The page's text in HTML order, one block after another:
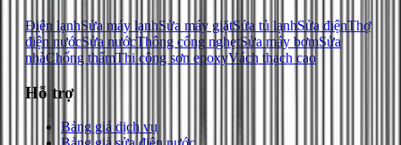
Điện lạnhSửa máy lạnhSửa máy giặtSửa tủ lạnhSửa điệnThợ
điện nướcSửa nướcThông cống nghẹtSửa máy bơmSửa
nhàChống thấmThi công sơn epoxyVách thạch cao
Hỗ trợ
Bảng giá dịch vụ